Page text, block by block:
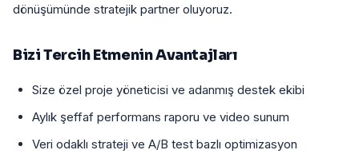
dönüşümünde stratejik partner oluyoruz.
Bizi Tercih Etmenin Avantajları
Size özel proje yöneticisi ve adanmış destek ekibi
Aylık şeffaf performans raporu ve video sunum
Veri odaklı strateji ve A/B test bazlı optimizasyon